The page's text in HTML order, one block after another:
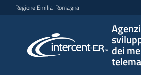
Vai al contenuto
Vai alla navigazione
Vai al footer
Regione Emilia-Romagna
dei
per lo
sviluppo